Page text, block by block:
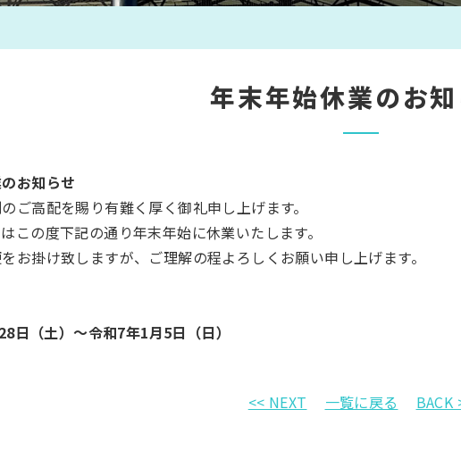
年末年始休業のお知
お知らせ
ご高配を賜り有難く厚く御礼申し上げます。
この度下記の通り年末年始に休業いたします。
お掛け致しますが、ご理解の程よろしくお願い申し上げます。
日（土）～令和7年1月5日（日）
<< NEXT 一覧に戻る BACK